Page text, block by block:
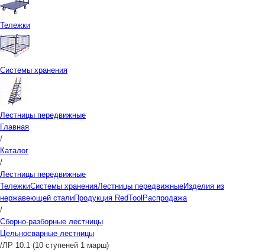
Тележки
Системы хранения
Лестницы передвижные
Главная
/
Каталог
/
Лестницы передвижные
ТележкиСистемы храненияЛестницы передвижныеИзделия из
нержавеющей сталиПродукция RedTool Распродажа
/
Сборно-разборные лестницы
Цельносварные лестницы
/ЛР 10.1 (10 ступеней 1 марш)